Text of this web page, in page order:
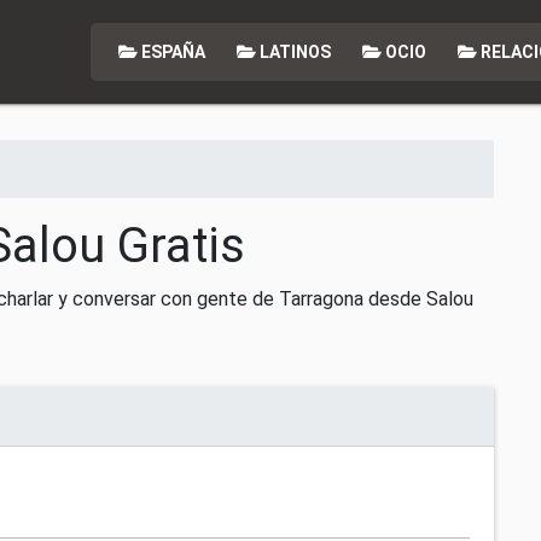
ESPAÑA LATINOS OCIO
Gratis
y conversar con gente de Tarragona desde Salou